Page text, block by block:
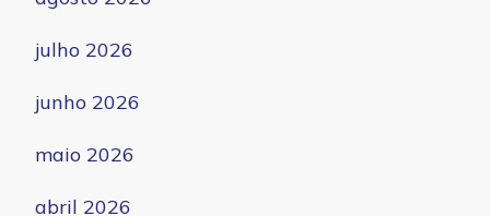
julho 2026
junho 2026
maio 2026
abril 2026